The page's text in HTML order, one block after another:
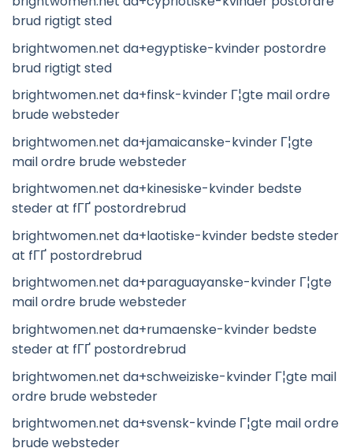
brud rigtigt sted
brightwomen.net da+egyptiske-kvinder postordre
brud rigtigt sted
brightwomen.net da+finsk-kvinder Г¦gte mail ordre
brude websteder
brightwomen.net da+jamaicanske-kvinder Г¦gte
mail ordre brude websteder
brightwomen.net da+kinesiske-kvinder bedste
steder at fГҐ postordrebrud
brightwomen.net da+laotiske-kvinder bedste steder
at fГҐ postordrebrud
brightwomen.net da+paraguayanske-kvinder Г¦gte
mail ordre brude websteder
brightwomen.net da+rumaenske-kvinder bedste
steder at fГҐ postordrebrud
brightwomen.net da+schweiziske-kvinder Г¦gte mail
ordre brude websteder
brightwomen.net da+svensk-kvinde Г¦gte mail ordre
brude websteder